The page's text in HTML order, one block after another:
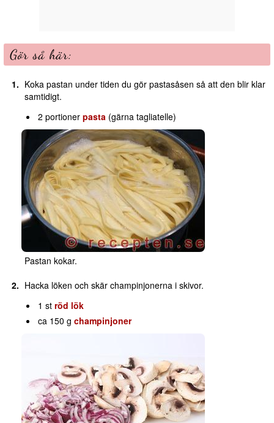
Gör så här:
Koka pastan under tiden du gör pastasåsen så att den blir klar
samtidigt.
2 portionerpasta (gärna tagliatelle)
Pastan kokar.
Hacka löken och skär champinjonerna i skivor.
1 ströd lök
ca 150 gchampinjoner